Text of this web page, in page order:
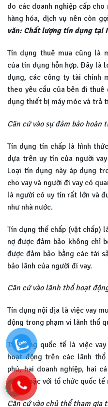
do các doanh nghiệp cấp
hàng hóa, dịch vụ nên còn
văn: Chất lượng tín dụng tại
Tín dụng thuê mua cũng là
của tín dụng hỗn hợp. Đây là
dụng, các công ty tài chính
theo yêu cầu của bên đi
dụng thiết bị máy móc và trả
Căn cứ vào sự đảm bảo hoàn
Tín dụng tín chấp là hình
dựa trên uy tín của người
Loại tín dụng này áp dụng
cho vay và người đi vay có
là người có uy tín rất lớn và
như nhà nước.
Tín dụng thế chấp (vật chấp)
nợ được đảm bảo không chỉ
được đảm bảo bằng các tài
bảo lãnh của người đi vay.
Căn cứ vào lãnh thổ hoạt
Tín dụng nội địa là việc vay
động trong phạm vi lãnh thổ
Tín dụng quốc tế là việc
hoạt động trên các lãnh thổ
phủ, hai doanh nghiệp, hai
nhau hoặc với tổ chức quốc tế
Căn cứ vào chủ thể tham gia